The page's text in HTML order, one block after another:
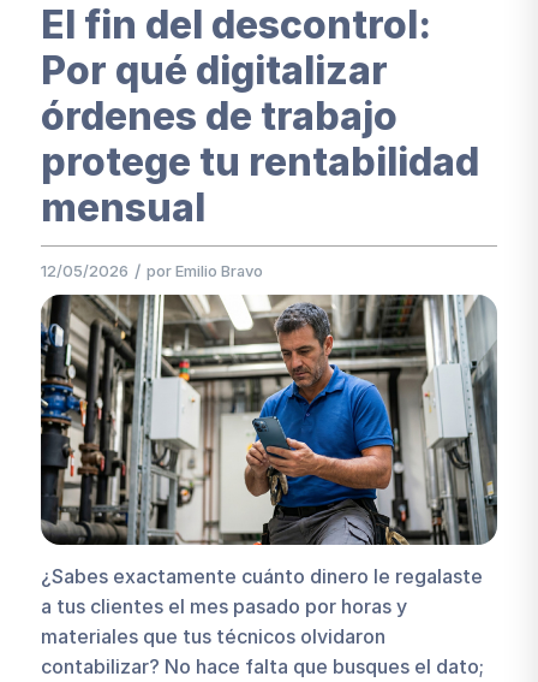
El fin del descontrol:
Por qué digitalizar
órdenes de trabajo
protege tu rentabilidad
mensual
12/05/2026 / porEmilio Bravo
¿Sabes exactamente cuánto dinero le regalaste
a tus clientes el mes pasado por horas y
materiales que tus técnicos olvidaron
contabilizar? No hace falta que busques el dato;